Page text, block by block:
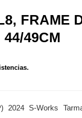
FRAME
49CM
2024 S-Works